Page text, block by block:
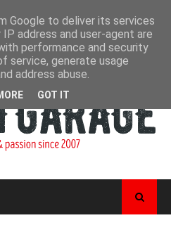
Google to deliver its services
address and user-agent are
performance and security
service, generate usage
address abuse.
GOT IT